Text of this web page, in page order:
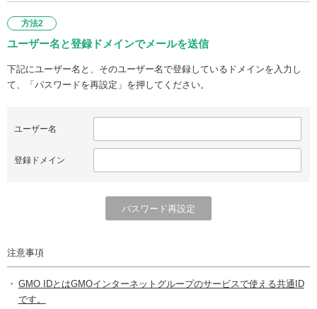
方法2
ユーザー名と登録ドメインでメールを送信
下記にユーザー名と、そのユーザー名で登録しているドメインを入力し
て、「パスワードを再設定」を押してください。
ユーザー名
登録ドメイン
注意事項
GMO IDとはGMOインターネットグループのサービスで使える共通ID
です。